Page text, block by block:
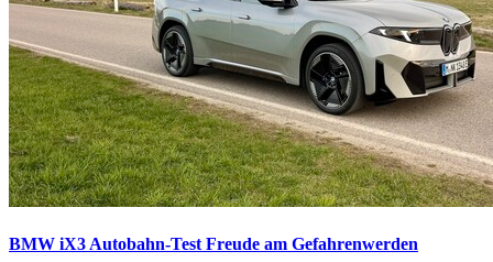
BMW iX3 Autobahn-Test Freude am Gefahrenwerden